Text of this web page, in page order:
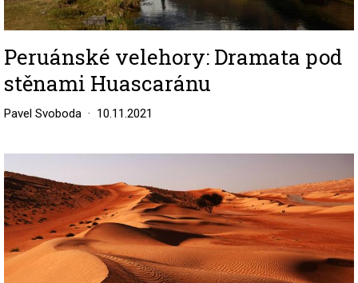
Peruánské velehory: Dramata pod
stěnami Huascaránu
Pavel Svoboda 10.11.2021